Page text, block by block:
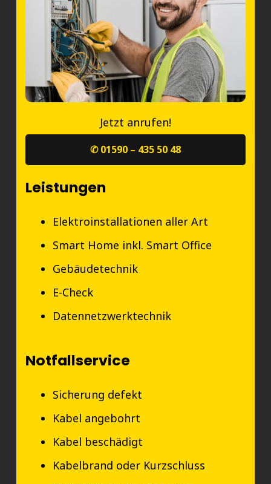
Jetzt anrufen!
✆ 01590 – 435 50 48
Leistungen
Elektroinstallationen aller Art
Smart Home inkl. Smart Office
Gebäudetechnik
E-Check
Datennetzwerktechnik
Notfallservice
Sicherung defekt
Kabel angebohrt
Kabel beschädigt
Kabelbrand oder Kurzschluss